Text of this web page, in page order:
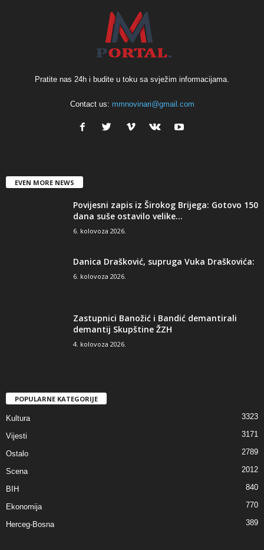
Pratite nas 24h i budite u toku sa svježim informacijama.
Contact us: mmnovinari@gmail.com
EVEN MORE NEWS
Povijesni zapis iz Širokog Brijega: Gotovo 150
dana suše ostavilo velike...
6. kolovoza 2026.
Danica Drašković, supruga Vuka Draškovića:
6. kolovoza 2026.
Zastupnici Banožić i Bandić demantirali
demantij Skupštine ŽZH
4. kolovoza 2026.
POPULARNE KATEGORIJE
Kultura 3323
Vijesti 3171
Ostalo 2789
Scena 2012
BIH 840
Ekonomija 770
Herceg-Bosna 389